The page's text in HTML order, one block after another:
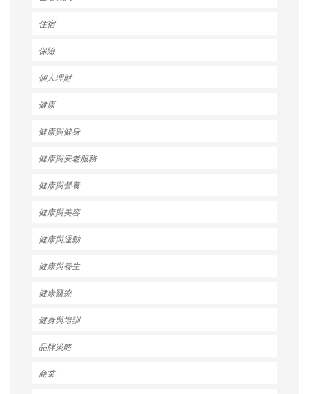
住宿
保險
個人理財
健康
健康與健身
健康與安老服務
健康與營養
健康與美容
健康與運動
健康與養生
健康醫療
健身與培訓
品牌策略
商業